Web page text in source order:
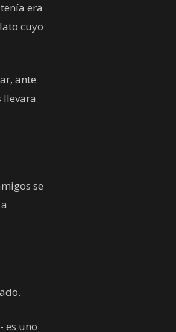
era
cuyo
ante
llevara
se
es uno